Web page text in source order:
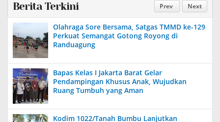
Prev Next
Berita Terkini
Olahraga Sore Bersama, Satgas TMMD ke-129
Perkuat Semangat Gotong Royong di
Randuagung
Bapas Kelas I Jakarta Barat Gelar
Pendampingan Khusus Anak, Wujudkan
Ruang Tumbuh yang Aman
Kodim 1022/Tanah Bumbu Lanjutkan